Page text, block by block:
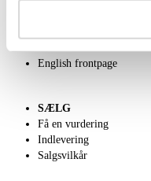
English frontpage
SÆLG
Få en vurdering
Indlevering
Salgsvilkår